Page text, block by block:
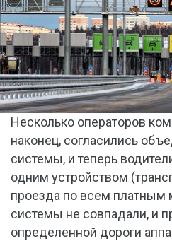
Несколько операторов
наконец, согласились
системы, и теперь
одним устройством
проезда по всем платным
системы не совпадали, и
определенной дороги